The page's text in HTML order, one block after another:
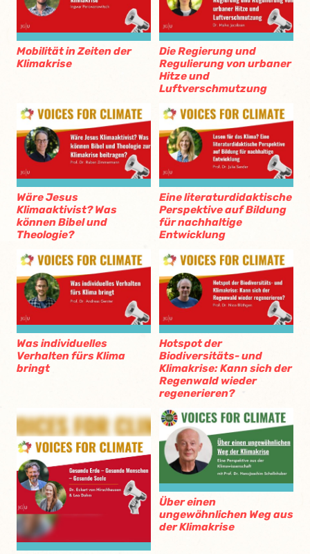
Mobilität in Zeiten der
Klimakrise
Die Regierung und
Regulierung von urbaner
Hitze und
Luftverschmutzung
Wäre Jesus
Klimaaktivist? Was
können Bibel und
Theologie?
Eine literaturdidaktische
Perspektive auf Bildung
für nachhaltige
Entwicklung
Was individuelles
Verhalten fürs Klima
bringt
Hotspot der
Biodiversitäts- und
Klimakrise: Kann sich der
Regenwald wieder
regenerieren?
Über einen
ungewöhnlichen Weg aus
der Klimakrise